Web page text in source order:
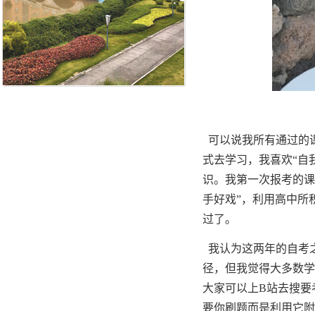
可以说我所有通过的
式去学习，我喜欢“自
识。我第一次报考的
手好戏”，利用高中所
过了。
我认为这两年的自考
径，但我觉得大多数
大家可以上B站去搜要
要你刷题而是利用它